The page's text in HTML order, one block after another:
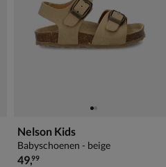
Nelson Kids
Babyschoenen - beige
€ 49,99
49,99